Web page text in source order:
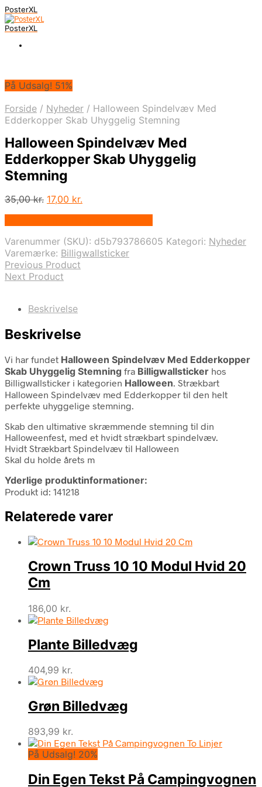
PosterXL
PosterXL
På Udsalg! 51%
Forside / Nyheder / Halloween Spindelvæv Med
Edderkopper Skab Uhyggelig Stemning
Halloween Spindelvæv Med
Edderkopper Skab Uhyggelig
Stemning
35,00kr. Den
35,00 kr..
17,00 kr.
17,00 kr..
Varenummer (SKU): d5b793786605 Kategori: Nyheder
Varemærke: Billigwallsticker
Previous Product
Next Product
Beskrivelse
Beskrivelse
Vi har fundet Halloween Spindelvæv Med Edderkopper
Skab Uhyggelig Stemning fra Billigwallsticker hos
Billigwallsticker i kategorien Halloween. Strækbart
Halloween Spindelvæv med Edderkopper til den helt
perfekte uhyggelige stemning.
Skab den ultimative skræmmende stemning til din
Halloweenfest, med et hvidt strækbart spindelvæv.
Hvidt Strækbart Spindelvæv til Halloween
Skal du holde årets m
Yderlige produktinformationer:
Produkt id: 141218
Relaterede varer
Crown Truss 10 10 Modul Hvid 20
Cm
186,00 kr.
Plante Billedvæg
404,99 kr.
Grøn Billedvæg
893,99 kr.
På Udsalg! 20%
Din Egen Tekst På Campingvognen